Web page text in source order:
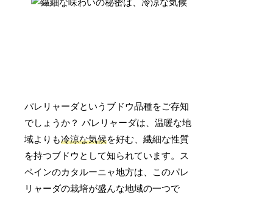
パレリャーダというブドウ品種をご存知
でしょうか？ パレリャーダは、温暖な地
域よりも冷涼な気候を好む、繊細な性質
を持つブドウとして知られています。ス
ペインのカタルーニャ地方は、このパレ
リャーダの栽培が盛んな地域の一つで